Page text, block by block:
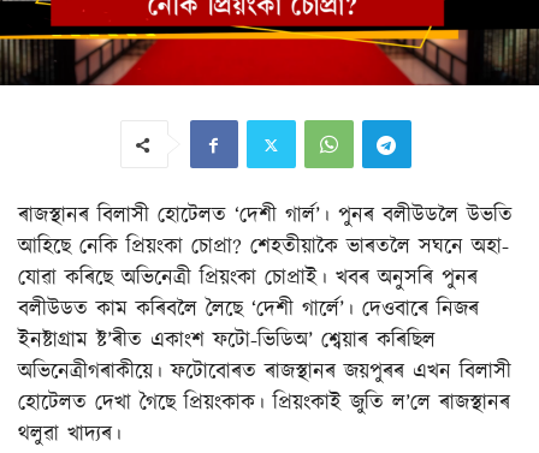
ৰাজস্থানৰ বিলাসী হোটেলত ‘দেশী গাৰ্ল’। পুনৰ বলীউডলৈ উভতি
আহিছে নেকি প্ৰিয়ংকা চোপ্ৰা? শেহতীয়াকৈ ভাৰতলৈ সঘনে অহা-
যোৱা কৰিছে অভিনেত্ৰী প্ৰিয়ংকা চোপ্ৰাই। খবৰ অনুসৰি পুনৰ
বলীউডত কাম কৰিবলৈ লৈছে ‘দেশী গাৰ্লে’। দেওবাৰে নিজৰ
ইনষ্টাগ্ৰাম ষ্ট’ৰীত একাংশ ফটো-ভিডিঅ’ শ্বেয়াৰ কৰিছিল
অভিনেত্ৰীগৰাকীয়ে। ফটোবোৰত ৰাজস্থানৰ জয়পুৰৰ এখন বিলাসী
হোটেলত দেখা গৈছে প্ৰিয়ংকাক। প্ৰিয়ংকাই জুতি ল’লে ৰাজস্থানৰ
থলুৱা খাদ্যৰ।